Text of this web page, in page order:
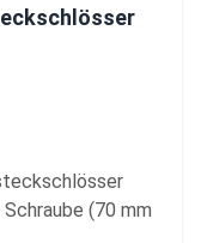
(70 mm